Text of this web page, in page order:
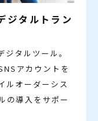
ジタルトラン
タルツール。
アカウントを
ルオーダーシス
の導入をサポー